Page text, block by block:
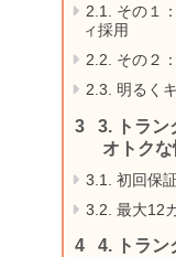
2.1. その１
ィ採用
2.2. その２
2.3. 明るく
3. トラン
オトクな
3.1.
初回保
3.2. 最大12
4. トラ